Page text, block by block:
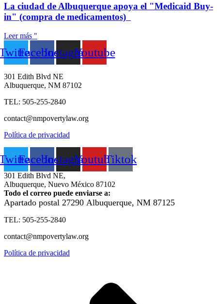
La ciudad de Albuquerque apoya el "Medicaid Buy-
in" (compra de medicamentos)
Leer más "
FacebookInstagramYoutube
301 Edith Blvd NE
Albuquerque, NM 87102
TEL: 505-255-2840
contact@nmpovertylaw.org
Política de privacidad
FacebookInstagramYoutubeTiktok
301 Edith Blvd NE,
Albuquerque, Nuevo México 87102
Todo el correo puede enviarse a:
Apartado postal 27290 Albuquerque, NM 87125
TEL: 505-255-2840
contact@nmpovertylaw.org
Política de privacidad